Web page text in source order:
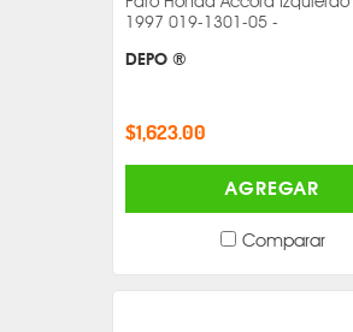
1997 019-1301-05 -
DEPO ®
$1,623.00
AGREGAR
Comparar